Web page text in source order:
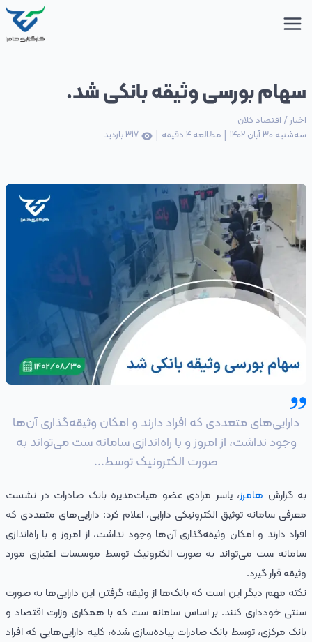
سهام بورسی وثیقه بانکی شد.
اخبار / اقتصاد کلان
سه‌شنبه 30 آبان 1402
| مطالعه 4 دقیقه |
317بازدید
دارایی‌های متعددی که افراد دارند و امکان وثیقه‌گذاری آن‌ها
وجود نداشت، از امروز و با راه‌اندازی سامانه ست می‌تواند به
صورت الکترونیک توسط...
به گزارش هامرز، یاسر مرادی عضو هیات‌مدیره بانک صادرات در نشست
معرفی سامانه توثیق الکترونیکی دارایی، اعلام کرد: دارایی‌های متعددی که
افراد دارند و امکان وثیقه‌گذاری آن‌ها وجود نداشت، از امروز و با راه‌اندازی
سامانه ست می‌تواند به صورت الکترونیک توسط موسسات اعتباری مورد
وثیقه قرار گیرد.
نکته مهم دیگر این است که بانک‌ها از وثیقه گرفتن این دارایی‌ها به صورت
سنتی خودداری کنند. بر اساس سامانه ست که با همکاری وزارت اقتصاد و
بانک مرکزی، توسط بانک صادرات پیاده‌سازی شده، کلیه دارایی‌هایی که افراد